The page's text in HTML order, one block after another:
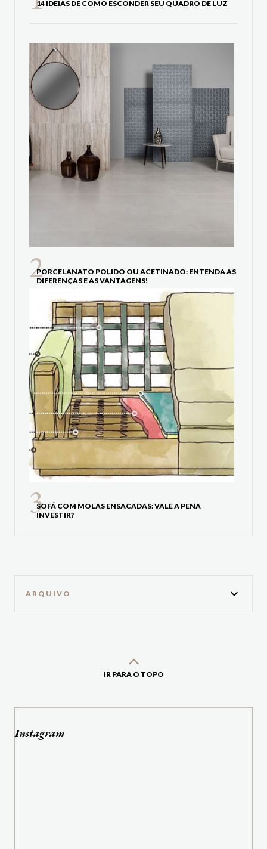
14 IDEIAS DE COMO ESCONDER SEU QUADRO DE LUZ
PORCELANATO POLIDO OU ACETINADO: ENTENDA AS
DIFERENÇAS E AS VANTAGENS!
SOFÁ COM MOLAS ENSACADAS: VALE A PENA
INVESTIR?
ARQUIVO
IR PARA O TOPO
Instagram